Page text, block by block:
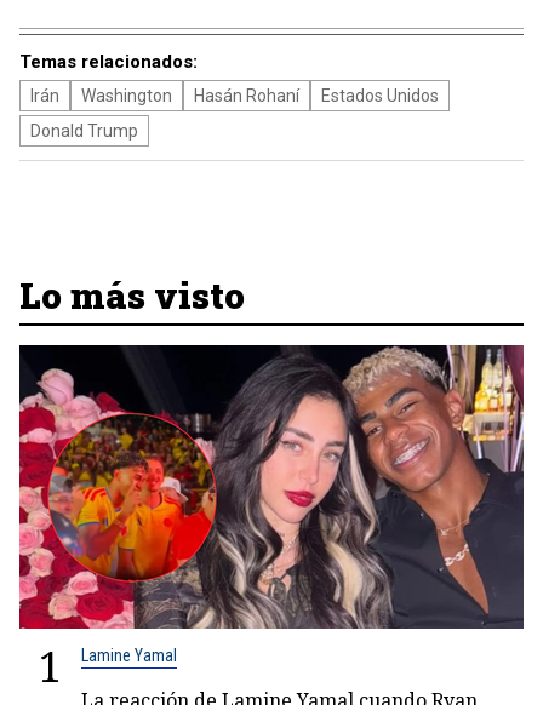
Temas relacionados:
Irán Washington Hasán Rohaní
Estados Unidos
Donald Trump
Lo más visto
1 Lamine Yamal